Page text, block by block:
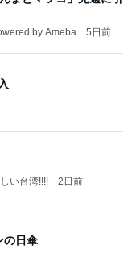
by Ameba 5日前
い台湾!!!! 2日前
の日傘